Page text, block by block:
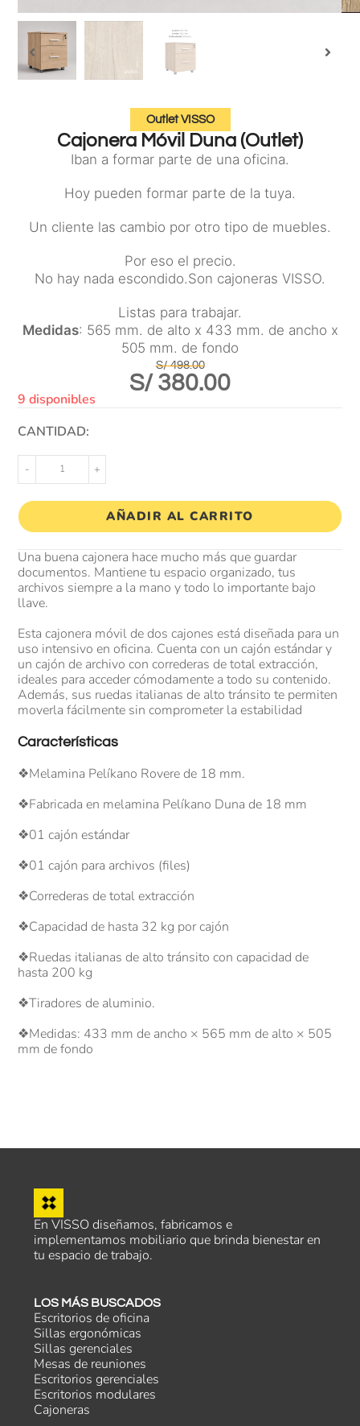
Outlet VISSO
Cajonera Móvil Duna (Outlet)
Iban a formar parte de una oficina.
Hoy pueden formar parte de la tuya.
Un cliente las cambio por otro tipo de muebles.
Por eso el precio.
No hay nada escondido.Son cajoneras VISSO.
Listas para trabajar.
Medidas: 565 mm. de alto x 433 mm. de ancho x
505 mm. de fondo
S/498.00
S/380.00
9 disponibles
CANTIDAD:
- +
AÑADIR AL CARRITO
Una buena cajonera hace mucho más que guardar
documentos. Mantiene tu espacio organizado, tus
archivos siempre a la mano y todo lo importante bajo
llave.
Esta cajonera móvil de dos cajones está diseñada para un
uso intensivo en oficina. Cuenta con un cajón estándar y
un cajón de archivo con correderas de total extracción,
ideales para acceder cómodamente a todo su contenido.
Además, sus ruedas italianas de alto tránsito te permiten
moverla fácilmente sin comprometer la estabilidad
Características
❖Melamina Pelíkano Rovere de 18 mm.
❖Fabricada en melamina Pelíkano Duna de 18 mm
❖01 cajón estándar
❖01 cajón para archivos (files)
❖Correderas de total extracción
❖Capacidad de hasta 32 kg por cajón
❖Ruedas italianas de alto tránsito con capacidad de
hasta 200 kg
❖Tiradores de aluminio.
❖Medidas: 433 mm de ancho × 565 mm de alto × 505
mm de fondo
En VISSO diseñamos, fabricamos e
implementamos mobiliario que brinda bienestar en
tu espacio de trabajo.
LOS MÁS BUSCADOS
Escritorios de oficina
Sillas ergonómicas
Sillas gerenciales
Mesas de reuniones
Escritorios gerenciales
Escritorios modulares
Cajoneras